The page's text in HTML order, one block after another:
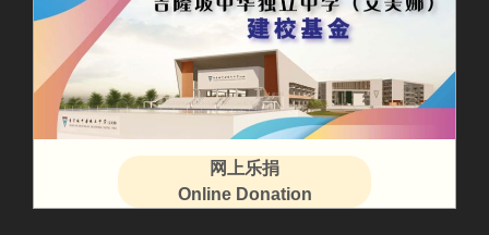
网上乐捐
Online Donation